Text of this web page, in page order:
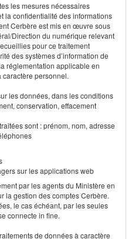
les mesures nécessaires
la confidentialité des informations
Cerbère est mis en œuvre sous
Direction du numérique relevant
pour ce traitement
des systèmes d’information de
réglementation applicable en
personnel.
les données, dans les conditions
conservation, effacement
sont : prénom, nom, adresse
sur les applications web
par les agents du Ministère en
la gestion des comptes Cerbère.
le cas échéant, par les seules
connecte in fine.
de données à caractère